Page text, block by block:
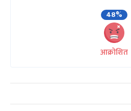
48%
आक्रोशित